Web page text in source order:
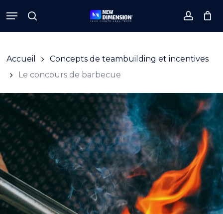
to
main
search
Menu
Cart Close
Cart
Accueil
Concepts de teambuilding et incentives
Le concours de barbecue